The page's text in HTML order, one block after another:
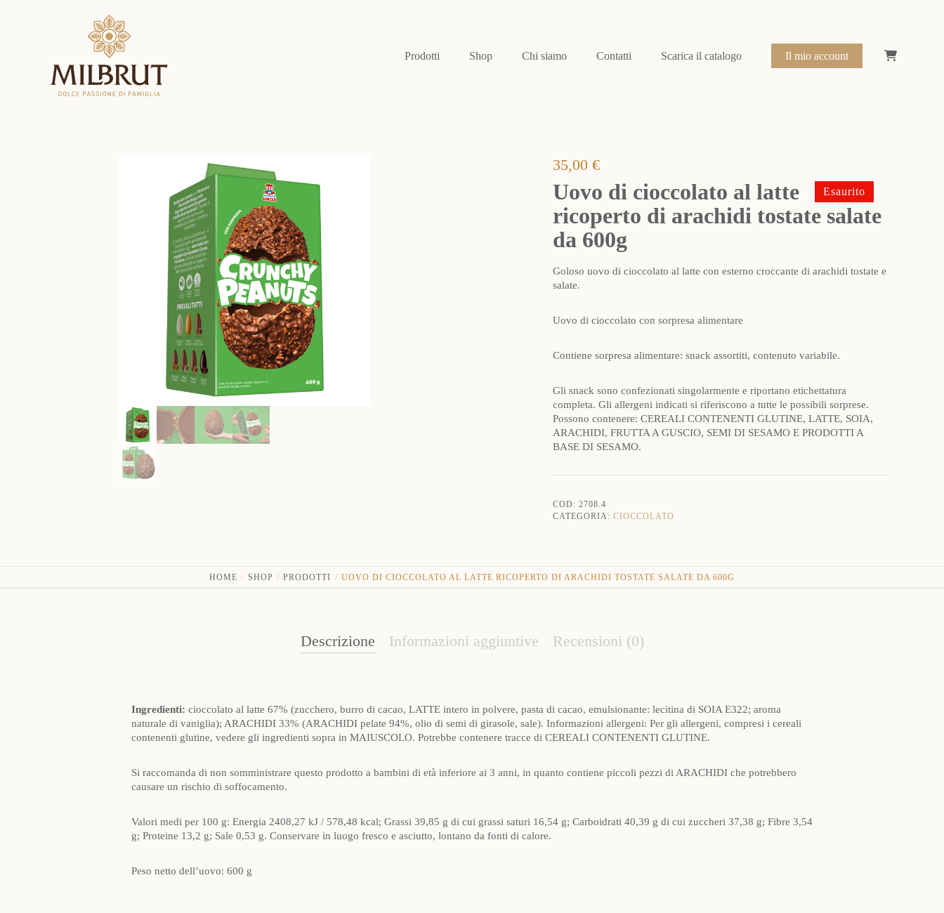
Prodotti Shop Chi siamo Contatti Scarica il catalogo Il mio account
35,00 €
Uovo di cioccolato al latte
ricoperto di arachidi tostate salate
da 600g
Goloso uovo di cioccolato al latte con esterno croccante di arachidi tostate e
salate.
Uovo di cioccolato con sorpresa alimentare
Contiene sorpresa alimentare: snack assortiti, contenuto variabile.
Gli snack sono confezionati singolarmente e riportano etichettatura
completa. Gli allergeni indicati si riferiscono a tutte le possibili sorprese.
Possono contenere: CEREALI CONTENENTI GLUTINE, LATTE, SOIA,
ARACHIDI, FRUTTA A GUSCIO, SEMI DI SESAMO E PRODOTTI A
BASE DI SESAMO.
Esaurito
COD: 2708.4
CATEGORIA: CIOCCOLATO
HOME SHOP PRODOTTI UOVO DI CIOCCOLATO AL LATTE RICOPERTO DI ARACHIDI TOSTATE SALATE DA 600G
Descrizione Informazioni aggiuntive Recensioni (0)
Ingredienti: cioccolato al latte 67% (zucchero, burro di cacao, LATTE intero in polvere, pasta di cacao, emulsionante: lecitina di SOIA E322; aroma
naturale di vaniglia); ARACHIDI 33% (ARACHIDI pelate 94%, olio di semi di girasole, sale). Informazioni allergeni: Per gli allergeni, compresi i cereali
contenenti glutine, vedere gli ingredienti sopra in MAIUSCOLO. Potrebbe contenere tracce di CEREALI CONTENENTI GLUTINE.
Si raccomanda di non somministrare questo prodotto a bambini di età inferiore ai 3 anni, in quanto contiene piccoli pezzi di ARACHIDI che potrebbero
causare un rischio di soffocamento.
Valori medi per 100 g: Energia 2408,27 kJ / 578,48 kcal; Grassi 39,85 g di cui grassi saturi 16,54 g; Carboidrati 40,39 g di cui zuccheri 37,38 g; Fibre 3,54
g; Proteine 13,2 g; Sale 0,53 g. Conservare in luogo fresco e asciutto, lontano da fonti di calore.
Peso netto dell’uovo: 600 g